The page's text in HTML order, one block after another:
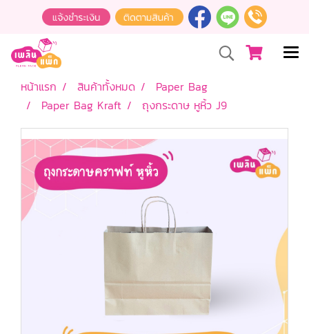
หน้าแรก สินค้าทั้งหมด
Paper Bag
Paper Bag Kraft
ถุงกระดาษ หูหิ้ว J9